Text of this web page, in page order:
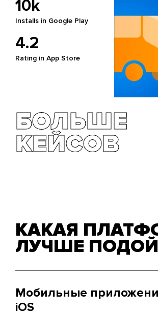
10k
Installs in Google Play
4.2
Rating in App Store
БОЛЬШЕ
КЕЙСОВ
КАКАЯ
ЛУЧШЕ
Мобильные
iOS